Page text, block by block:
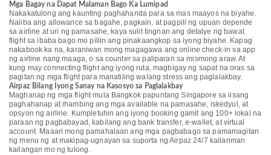
Mga Bagay na Dapat Malaman Bago Ka Lumipad
Nakakatulong ang kaunting paghahanda para sa mas maayos na biyahe.
Naiiba ang allowance sa bagahe, pagkain, at pagpili ng upuan depende
sa airline at uri ng pamasahe, kaya sulit tingnan ang detalye ng bawat
flight sa ibaba bago mo piliin ang pinakaangkop sa iyong biyahe. Kapag
nakabook ka na, karaniwan mong magagawa ang online check-in sa app
ng airline nang maaga, o sa counter sa paliparan sa mismong araw. At
kung may connecting flight ang iyong ruta, magbigay ng sapat na oras sa
pagitan ng mga flight para manatiling walang stress ang paglalakbay.
Airpaz Bilang Iyong Sanay na Kasosyo sa Paglalakbay
Maghanap ng mga flight mula Bangkok papuntang Singapore sa iisang
paghahanap at ihambing ang mga available na pamasahe, iskedyul, at
opsyon ng airline. Kumpletuhin ang iyong booking gamit ang 100+ lokal na
paraan ng pagbabayad, kabilang ang bank transfer, e-wallet, at virtual
account. Maaari mong pamahalaan ang mga pagbabago sa pamamagitan
ng menu ng at makipag-ugnayan sa suporta ng Airpaz 24/7 kailanman
kailangan mo ng tulong.